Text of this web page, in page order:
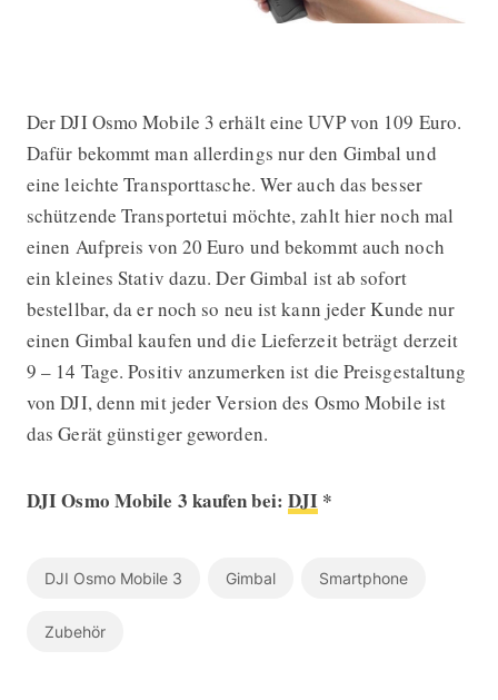
Der DJI Osmo Mobile 3 erhält eine UVP von 109 Euro.
Dafür bekommt man allerdings nur den Gimbal und
eine leichte Transporttasche. Wer auch das besser
schützende Transportetui möchte, zahlt hier noch mal
einen Aufpreis von 20 Euro und bekommt auch noch
ein kleines Stativ dazu. Der Gimbal ist ab sofort
bestellbar, da er noch so neu ist kann jeder Kunde nur
einen Gimbal kaufen und die Lieferzeit beträgt derzeit
9 – 14 Tage. Positiv anzumerken ist die Preisgestaltung
von DJI, denn mit jeder Version des Osmo Mobile ist
das Gerät günstiger geworden.
DJI Osmo Mobile 3 kaufen bei: DJI *
DJI Osmo Mobile 3 Gimbal Smartphone
Zubehör